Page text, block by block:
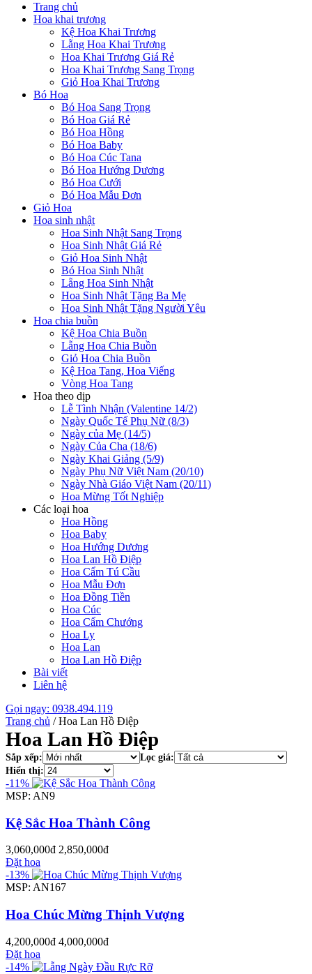
Trang chủ
Hoa khai trương
Kệ Hoa Khai Trương
Lẵng Hoa Khai Trương
Hoa Khai Trương Giá Rẻ
Hoa Khai Trương Sang Trọng
Giỏ Hoa Khai Trương
Bó Hoa
Bó Hoa Sang Trọng
Bó Hoa Giá Rẻ
Bó Hoa Hồng
Bó Hoa Baby
Bó Hoa Cúc Tana
Bó Hoa Hướng Dương
Bó Hoa Cưới
Bó Hoa Mẫu Đơn
Giỏ Hoa
Hoa sinh nhật
Hoa Sinh Nhật Sang Trọng
Hoa Sinh Nhật Giá Rẻ
Giỏ Hoa Sinh Nhật
Bó Hoa Sinh Nhật
Lẵng Hoa Sinh Nhật
Hoa Sinh Nhật Tặng Ba Mẹ
Hoa Sinh Nhật Tặng Người Yêu
Hoa chia buồn
Kệ Hoa Chia Buồn
Lẵng Hoa Chia Buồn
Giỏ Hoa Chia Buồn
Kệ Hoa Tang, Hoa Viếng
Vòng Hoa Tang
Hoa theo dịp
Lễ Tình Nhận (Valentine 14/2)
Ngày Quốc Tế Phụ Nữ (8/3)
Ngày của Mẹ (14/5)
Ngày Của Cha (18/6)
Ngày Khai Giảng (5/9)
Ngày Phụ Nữ Việt Nam (20/10)
Ngày Nhà Giáo Việt Nam (20/11)
Hoa Mừng Tốt Nghiệp
Các loại hoa
Hoa Hồng
Hoa Baby
Hoa Hướng Dương
Hoa Lan Hồ Điệp
Hoa Cẩm Tú Cầu
Hoa Mẫu Đơn
Hoa Đồng Tiền
Hoa Cúc
Hoa Cẩm Chướng
Hoa Ly
Hoa Lan
Hoa Lan Hồ Điệp
Bài viết
Liên hệ
Gọi ngay: 0938.494.119
Trang chủ / Hoa Lan Hồ Điệp
Hoa Lan Hồ Điệp
Sắp xếp:
Lọc giá:
Hiển thị:
-11%
MSP: AN9
Kệ Sắc Hoa Thành Công
3,060,000đ 2,850,000đ
Đặt hoa
-13%
MSP: AN167
Hoa Chúc Mừng Thịnh Vượng
4,200,000đ 4,000,000đ
Đặt hoa
-14%